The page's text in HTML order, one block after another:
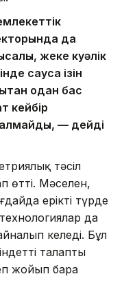
да
жеке куәлік
саусақ ізін
одан бас
кейбір
алмайды, — дейді
тәсіл
өтті. Мәселен,
ерікті түрде
да
келеді. Бұл
талаптың
жойып бара